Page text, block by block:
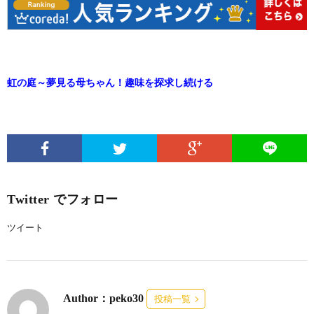
虹の庭～夢見る母ちゃん！趣味を探求し続ける
Twitter でフォロー
ツイート
Author：peko30 投稿一覧